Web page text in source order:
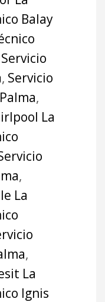
Balay
Servicio
, Servicio
,
La
,
La
,
La
Ignis